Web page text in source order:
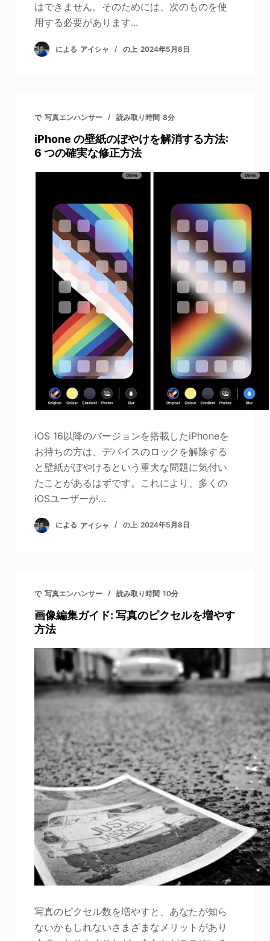
はできません。そのためには、次のものを使
用する必要があります...
による アイシャ の上 2024年5月8日
で 写真エンハンサー 読み取り時間 8分
iPhone の壁紙のぼやけを解消する方法:
6 つの確実な修正方法
iOS 16以降のバージョンを搭載したiPhoneを
お持ちの方は、デバイスのロックを解除する
と壁紙がぼやけるという重大な問題に気付い
たことがあるはずです。これにより、多くの
iOSユーザーが…
による アイシャ の上 2024年5月8日
で 写真エンハンサー 読み取り時間 10分
画像編集ガイド: 写真のピクセルを増やす
方法
写真のピクセル数を増やすと、あなたが知ら
ないかもしれないさまざまなメリットがあり